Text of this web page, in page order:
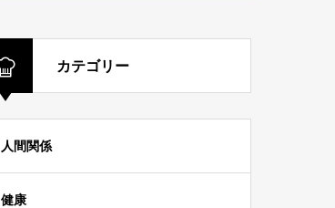
カテゴリー
人間関係
健康